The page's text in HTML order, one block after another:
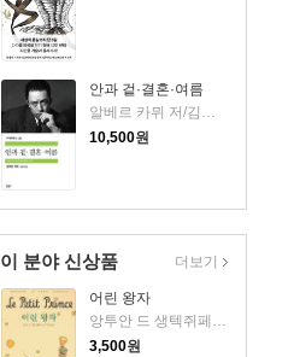
안과 겉·결혼·여름
10,500원
이 분야 신상품
어린 왕자
앙투안 드 생텍쥐페리 저/김설아 역
3,500원
더보기